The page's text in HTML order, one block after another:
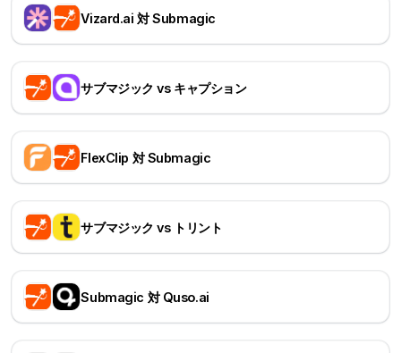
Vizard.ai 対 Submagic
サブマジック vs キャプション
FlexClip 対 Submagic
サブマジック vs トリント
Submagic 対 Quso.ai